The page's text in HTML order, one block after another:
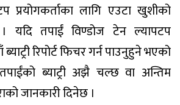
प्रयोगकर्ताका लागि एउटा खुशीको
तपाईं विण्डोज टेन ल्यापटप
रिपोर्ट फिचर गर्न पाउनुहुने भएको
ब्याट्री अझै चल्छ वा अन्तिम
जानकारी दिनेछ ।